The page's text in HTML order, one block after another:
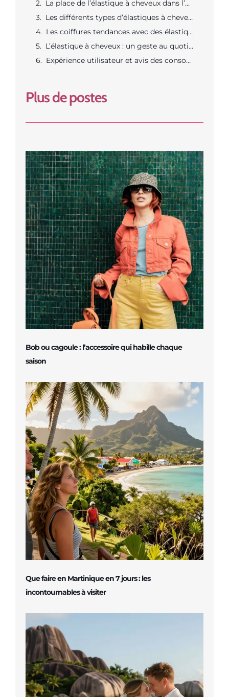
La place de l’élastique à cheveux dans l’univers des accessoires de coiffure
Les différents types d’élastiques à cheveux
Les coiffures tendances avec des élastiques à cheveux
L’élastique à cheveux : un geste au quotidien pour préserver la santé des cheveux
Expérience utilisateur et avis des consommateurs
Plus de postes
Bob ou cagoule : l’accessoire qui habille chaque
saison
Que faire en Martinique en 7 jours : les
incontournables à visiter